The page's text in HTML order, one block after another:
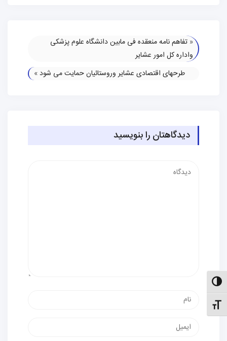
حالت کنتراست بالا
تنظیم اندازهٔ فونت
« تفاهم نامه منعقده فی مابین دانشگاه علوم پزشکی
واداره کل امور عشایر
طرحهای اقتصادی عشایر وروستائیان حمایت می شود»
دیدگاهتان را بنویسید
پست